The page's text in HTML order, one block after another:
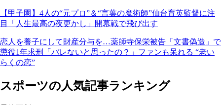
【甲子園】4人の“元プロ”＆“言葉の魔術師”仙台育英監督に注
目「人生最高の夜更かし」開幕戦で飛び出す
恋人を養子にして財産分与を…薬師寺保栄被告「文書偽造」で
懲役1年求刑「バレないと思ったの？」ファンも呆れる “老い
らくの恋”
スポーツの人気記事ランキング